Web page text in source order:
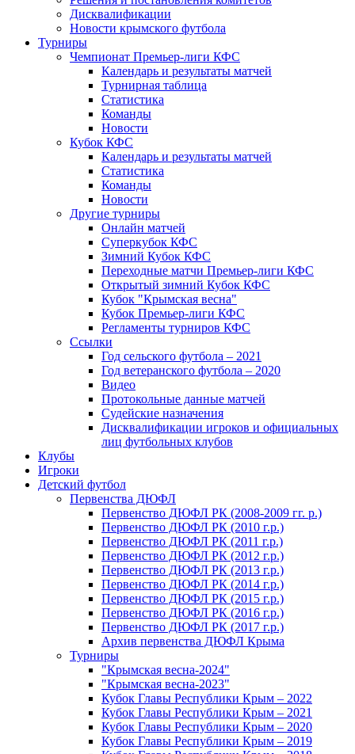
Дисквалификации
Новости крымского футбола
Турниры
Чемпионат Премьер-лиги КФС
Календарь и результаты матчей
Турнирная таблица
Статистика
Команды
Новости
Кубок КФС
Календарь и результаты матчей
Статистика
Команды
Новости
Другие турниры
Онлайн матчей
Суперкубок КФС
Зимний Кубок КФС
Переходные матчи Премьер-лиги КФС
Открытый зимний Кубок КФС
Кубок "Крымская весна"
Кубок Премьер-лиги КФС
Регламенты турниров КФС
Ссылки
Год сельского футбола – 2021
Год ветеранского футбола – 2020
Видео
Протокольные данные матчей
Судейские назначения
Дисквалификации игроков и официальных
лиц футбольных клубов
Клубы
Игроки
Детский футбол
Первенства ДЮФЛ
Первенство ДЮФЛ РК (2008-2009 гг. р.)
Первенство ДЮФЛ РК (2010 г.р.)
Первенство ДЮФЛ РК (2011 г.р.)
Первенство ДЮФЛ РК (2012 г.р.)
Первенство ДЮФЛ РК (2013 г.р.)
Первенство ДЮФЛ РК (2014 г.р.)
Первенство ДЮФЛ РК (2015 г.р.)
Первенство ДЮФЛ РК (2016 г.р.)
Первенство ДЮФЛ РК (2017 г.р.)
Архив первенства ДЮФЛ Крыма
Турниры
"Крымская весна-2024"
"Крымская весна-2023"
Кубок Главы Республики Крым – 2022
Кубок Главы Республики Крым – 2021
Кубок Главы Республики Крым – 2020
Кубок Главы Республики Крым – 2019